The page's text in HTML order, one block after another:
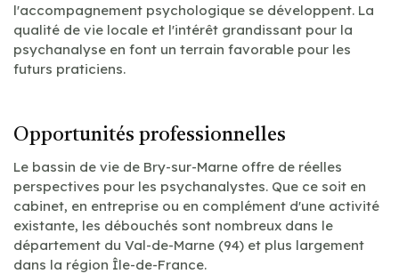
l'accompagnement psychologique se développent. La
qualité de vie locale et l'intérêt grandissant pour la
psychanalyse en font un terrain favorable pour les
futurs praticiens.
Opportunités professionnelles
Le bassin de vie de Bry-sur-Marne offre de réelles
perspectives pour les psychanalystes. Que ce soit en
cabinet, en entreprise ou en complément d'une activité
existante, les débouchés sont nombreux dans le
département du Val-de-Marne (94) et plus largement
dans la région Île-de-France.